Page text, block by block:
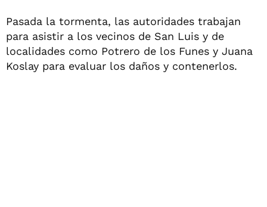
Pasada la tormenta, las autoridades trabajan
para asistir a los vecinos de San Luis y de
localidades como Potrero de los Funes y Juana
Koslay para evaluar los daños y contenerlos.